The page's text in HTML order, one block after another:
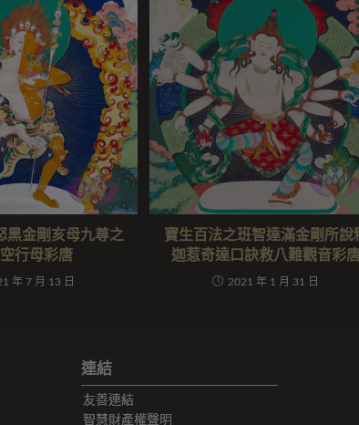
黑金剛亥母九尊之
行母彩唐
年 7 月 13 日
寶生百法之班智達滿金剛所說
迦惹奇達口訣救八難觀音彩
2021 年 1 月 31 日
連結
友善連結
智慧財產權聲明